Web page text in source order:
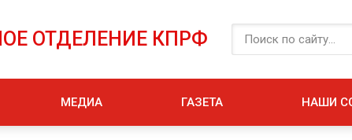
ОТДЕЛЕНИЕ КПРФ
МЕДИА ГАЗЕТА НАШИ